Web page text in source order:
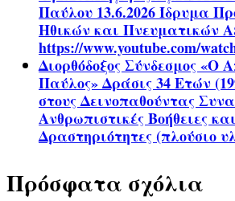
Παύλου 13.6.2026 Ίδρυμα
Ηθικών και Πνευματικών
https://www.youtube.com/
Διορθόδοξος Σύνδεσμος «Ο
Παύλος» Δράσις 34 Ετών
στους Δεινοπαθούντας
Ανθρωπιστικές Βοήθειες
Δραστηριότητες (πλούσιο
Πρόσφατα σχόλια